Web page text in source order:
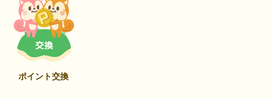
ポイント交換